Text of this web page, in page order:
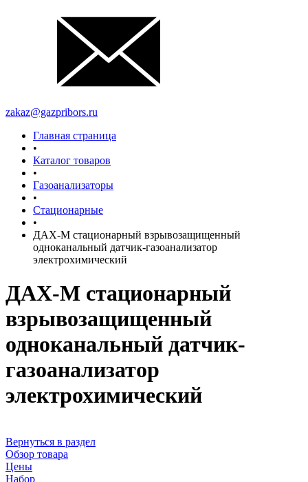
zakaz@gazpribors.ru
Главная страница
•
Каталог товаров
•
Газоанализаторы
•
Стационарные
•
ДАХ-М стационарный взрывозащищенный
одноканальный датчик-газоанализатор
электрохимический
ДАХ-М стационарный
взрывозащищенный
одноканальный датчик-
газоанализатор
электрохимический
Вернуться в раздел
Обзор товара
Цены
Набор